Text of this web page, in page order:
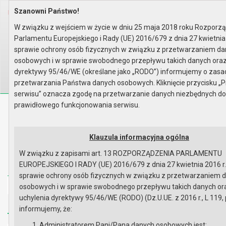
Home Organy Rada Miejska
Rok 2024 - posiedzenia
Posiedzenie z 26 listopada 202..
Lista obecności
Wyszukaj na stronie:
A AA
Biuletyn Informacji Publicznej
Strona główna Mapa serwisu Aktualności
Redakcja Instrukcja korzystania
Szanowni Państwo!
W związku z wejściem w życie w dniu 25 maja 2018 roku
Parlamentu Europejskiego i Rady (UE) 2016/679 z dnia 27
sprawie ochrony osób fizycznych w związku z przetwarzaniem
osobowych i w sprawie swobodnego przepływu takich danych
dyrektywy 95/46/WE (określane jako „RODO”) informujemy o
przetwarzania Państwa danych osobowych. Kliknięcie przycisku
serwisu” oznacza zgodę na przetwarzanie danych niezbędnych do
prawidłowego funkcjonowania serwisu.
Klauzula informacyjna ogólna
W związku z zapisami art. 13 ROZPORZĄDZENIA PARLAMENTU
EUROPEJSKIEGO I RADY (UE) 2016/679 z dnia 27 kwietnia 2016
sprawie ochrony osób fizycznych w związku z przetwarzaniem
osobowych i w sprawie swobodnego przepływu takich danych
uchylenia dyrektywy 95/46/WE (RODO) (Dz.U.UE. z 2016 r., L 119,
informujemy, że: